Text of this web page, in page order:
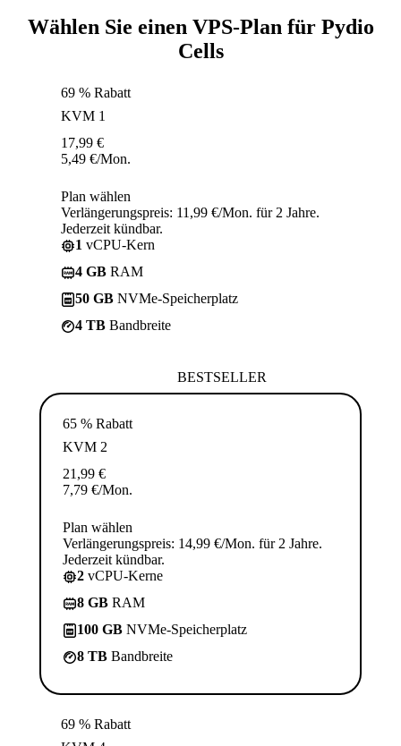
Wählen Sie einen VPS-Plan für Pydio
Cells
69 % Rabatt
KVM 1
17,99 €
5,49 €/Mon.
Plan wählen
Verlängerungspreis: 11,99 €/Mon. für 2 Jahre.
Jederzeit kündbar.
1 vCPU-Kern
4 GB RAM
50 GB NVMe-Speicherplatz
4 TB Bandbreite
BESTSELLER
65 % Rabatt
KVM 2
21,99 €
7,79 €/Mon.
Plan wählen
Verlängerungspreis: 14,99 €/Mon. für 2 Jahre.
Jederzeit kündbar.
2 vCPU-Kerne
8 GB RAM
100 GB NVMe-Speicherplatz
8 TB Bandbreite
69 % Rabatt